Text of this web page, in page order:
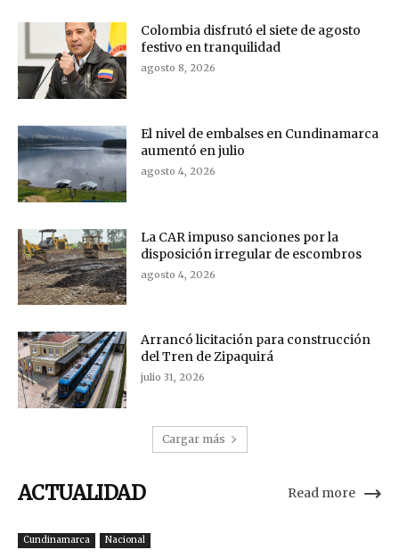
Colombia disfrutó el siete de agosto
festivo en tranquilidad
agosto 8, 2026
El nivel de embalses en Cundinamarca
aumentó en julio
agosto 4, 2026
La CAR impuso sanciones por la
disposición irregular de escombros
agosto 4, 2026
Arrancó licitación para construcción
del Tren de Zipaquirá
julio 31, 2026
Cargar más
ACTUALIDAD Read more
Cundinamarca Nacional